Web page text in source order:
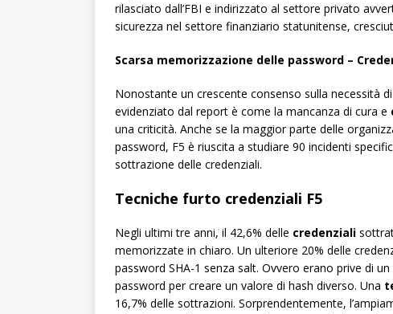
rilasciato dall’FBI e indirizzato al settore privato
sicurezza nel settore finanziario statunitense,
Scarsa memorizzazione delle password –
Nonostante un crescente consenso sulla necessità
evidenziato dal report è come la mancanza di cura e
una criticità. Anche se la maggior parte delle
password, F5 è riuscita a studiare 90 incidenti
sottrazione delle credenziali.
Tecniche furto credenziali F5
Negli ultimi tre anni, il 42,6% delle credenziali
memorizzate in chiaro. Un ulteriore 20% delle
password SHA-1 senza salt. Ovvero erano prive di
password per creare un valore di hash diverso. Una
16,7% delle sottrazioni. Sorprendentemente,